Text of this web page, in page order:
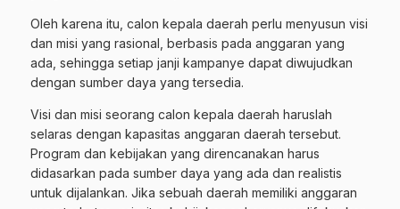
Oleh karena itu, calon kepala daerah perlu menyusun visi
dan misi yang rasional, berbasis pada anggaran yang
ada, sehingga setiap janji kampanye dapat diwujudkan
dengan sumber daya yang tersedia.
Visi dan misi seorang calon kepala daerah haruslah
selaras dengan kapasitas anggaran daerah tersebut.
Program dan kebijakan yang direncanakan harus
didasarkan pada sumber daya yang ada dan realistis
untuk dijalankan. Jika sebuah daerah memiliki anggaran